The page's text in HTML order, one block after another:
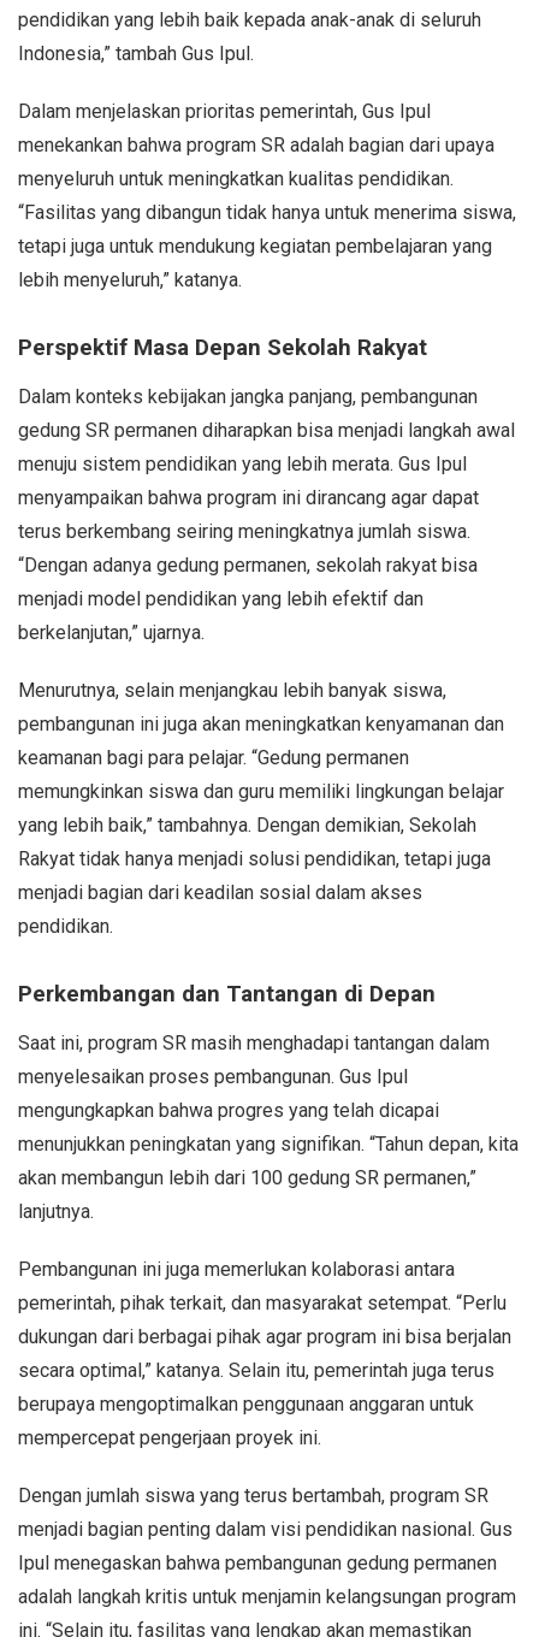
pendidikan yang lebih baik kepada anak-anak di seluruh
Indonesia,” tambah Gus Ipul.
Dalam menjelaskan prioritas pemerintah, Gus Ipul
menekankan bahwa program SR adalah bagian dari upaya
menyeluruh untuk meningkatkan kualitas pendidikan.
“Fasilitas yang dibangun tidak hanya untuk menerima siswa,
tetapi juga untuk mendukung kegiatan pembelajaran yang
lebih menyeluruh,” katanya.
Perspektif Masa Depan Sekolah Rakyat
Dalam konteks kebijakan jangka panjang, pembangunan
gedung SR permanen diharapkan bisa menjadi langkah awal
menuju sistem pendidikan yang lebih merata. Gus Ipul
menyampaikan bahwa program ini dirancang agar dapat
terus berkembang seiring meningkatnya jumlah siswa.
“Dengan adanya gedung permanen, sekolah rakyat bisa
menjadi model pendidikan yang lebih efektif dan
berkelanjutan,” ujarnya.
Menurutnya, selain menjangkau lebih banyak siswa,
pembangunan ini juga akan meningkatkan kenyamanan dan
keamanan bagi para pelajar. “Gedung permanen
memungkinkan siswa dan guru memiliki lingkungan belajar
yang lebih baik,” tambahnya. Dengan demikian, Sekolah
Rakyat tidak hanya menjadi solusi pendidikan, tetapi juga
menjadi bagian dari keadilan sosial dalam akses
pendidikan.
Perkembangan dan Tantangan di Depan
Saat ini, program SR masih menghadapi tantangan dalam
menyelesaikan proses pembangunan. Gus Ipul
mengungkapkan bahwa progres yang telah dicapai
menunjukkan peningkatan yang signifikan. “Tahun depan, kita
akan membangun lebih dari 100 gedung SR permanen,”
lanjutnya.
Pembangunan ini juga memerlukan kolaborasi antara
pemerintah, pihak terkait, dan masyarakat setempat. “Perlu
dukungan dari berbagai pihak agar program ini bisa berjalan
secara optimal,” katanya. Selain itu, pemerintah juga terus
berupaya mengoptimalkan penggunaan anggaran untuk
mempercepat pengerjaan proyek ini.
Dengan jumlah siswa yang terus bertambah, program SR
menjadi bagian penting dalam visi pendidikan nasional. Gus
Ipul menegaskan bahwa pembangunan gedung permanen
adalah langkah kritis untuk menjamin kelangsungan program
ini. “Selain itu, fasilitas yang lengkap akan memastikan